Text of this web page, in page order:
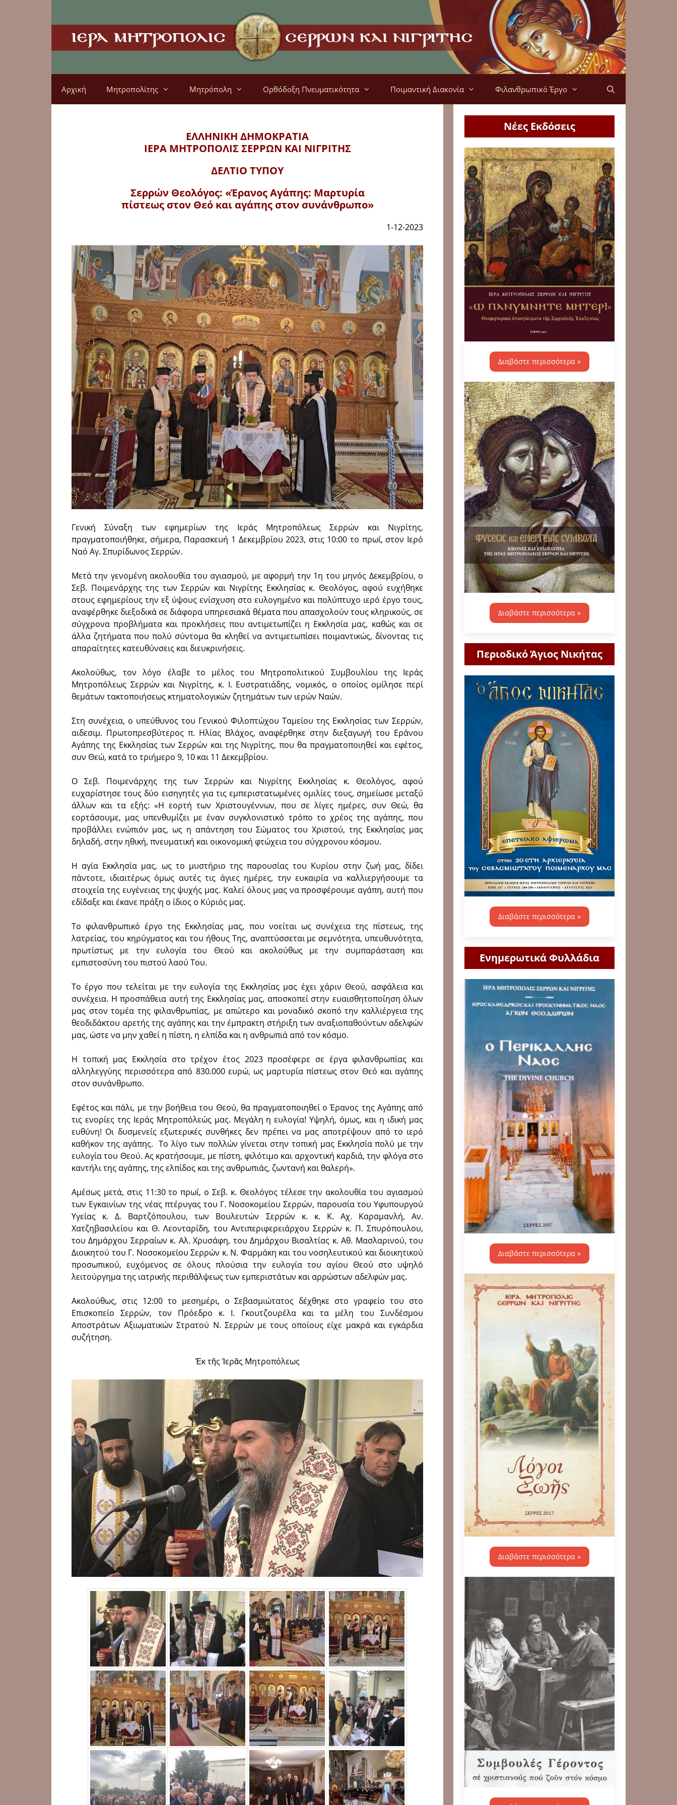
Αρχική Μητροπολίτης Μητρόπολη Ορθόδοξη Πνευματικότητα Ποιμαντική Διακονία Φιλανθρωπικό Έργο
ΕΛΛΗΝΙΚΗ ΔΗΜΟΚΡΑΤΙΑ
ΙΕΡΑ ΜΗΤΡΟΠΟΛΙΣΣΕΡΡΩΝ ΚΑΙ ΝΙΓΡΙΤΗΣ
ΔΕΛΤΙΟ ΤΥΠΟΥ
Σερρών Θεολόγος: «Έρανος Αγάπης: Μαρτυρία
πίστεως στον Θεό και αγάπης στον συνάνθρωπο»
1-12-2023
Γενική Σύναξη των εφημερίων της Ιεράς Μητροπόλεως Σερρών και Νιγρίτης,
πραγματοποιήθηκε, σήμερα, Παρασκευή 1 Δεκεμβρίου 2023, στις 10:00 το πρωΐ, στον Ιερό
Ναό Αγ. Σπυρίδωνος Σερρών.
Μετά την γενομένη ακολουθία του αγιασμού, με αφορμή την 1η του μηνός Δεκεμβρίου, ο
Σεβ. Ποιμενάρχης της των Σερρών και Νιγρίτης Εκκλησίας κ. Θεολόγος, αφού ευχήθηκε
στους εφημερίους την εξ ύψους ενίσχυση στο ευλογημένο και πολύπτυχο ιερό έργο τους,
αναφέρθηκε διεξοδικά σε διάφορα υπηρεσιακά θέματα που απασχολούν τους κληρικούς, σε
σύγχρονα προβλήματα και προκλήσεις που αντιμετωπίζει η Εκκλησία μας, καθώς και σε
άλλα ζητήματα που πολύ σύντομα θα κληθεί να αντιμετωπίσει ποιμαντικώς, δίνοντας τις
απαραίτητες κατευθύνσεις και διευκρινήσεις.
Ακολούθως, τον λόγο έλαβε το μέλος του Μητροπολιτικού Συμβουλίου της Ιεράς
Μητροπόλεως Σερρών και Νιγρίτης, κ. Ι. Ευστρατιάδης, νομικός, ο οποίος ομίλησε περί
θεμάτων τακτοποιήσεως κτηματολογικών ζητημάτων των ιερών Ναών.
Στη συνέχεια, ο υπεύθυνος του Γενικού Φιλοπτώχου Ταμείου της Εκκλησίας των Σερρών,
αιδεσιμ. Πρωτοπρεσβύτερος π. Ηλίας Βλάχος, αναφέρθηκε στην διεξαγωγή του Εράνου
Αγάπης της Εκκλησίας των Σερρών και της Νιγρίτης, που θα πραγματοποιηθεί και εφέτος,
συν Θεώ, κατά το τριήμερο 9, 10 και 11 Δεκεμβρίου.
Ο Σεβ. Ποιμενάρχης της των Σερρών και Νιγρίτης Εκκλησίας κ. Θεολόγος, αφού
ευχαρίστησε τους δύο εισηγητές για τις εμπεριστατωμένες ομιλίες τους, σημείωσε μεταξύ
άλλων και τα εξής: «Η εορτή των Χριστουγέννων, που σε λίγες ημέρες, συν Θεώ, θα
εορτάσουμε, μας υπενθυμίζει με έναν συγκλονιστικό τρόπο το χρέος της αγάπης, που
προβάλλει ενώπιόν μας, ως η απάντηση του Σώματος του Χριστού, της Εκκλησίας μας
δηλαδή, στην ηθική, πνευματική και οικονομική φτώχεια του σύγχρονου κόσμου.
Η αγία Εκκλησία μας, ως το μυστήριο της παρουσίας του Κυρίου στην ζωή μας, δίδει
πάντοτε, ιδιαιτέρως όμως αυτές τις άγιες ημέρες, την ευκαιρία να καλλιεργήσουμε τα
στοιχεία της ευγένειας της ψυχής μας. Καλεί όλους μας να προσφέρουμε αγάπη, αυτή που
εδίδαξε και έκανε πράξη ο ίδιος ο Κύριός μας.
Το φιλανθρωπικό έργο της Εκκλησίας μας, που νοείται ως συνέχεια της πίστεως, της
λατρείας, του κηρύγματος και του ήθους Της, αναπτύσσεται με σεμνότητα, υπευθυνότητα,
πρωτίστως με την ευλογία του Θεού και ακολούθως με την συμπαράσταση και
εμπιστοσύνη του πιστού λαού Του.
Το έργο που τελείται με την ευλογία της Εκκλησίας μας έχει χάριν Θεού, ασφάλεια και
συνέχεια. Η προσπάθεια αυτή της Εκκλησίας μας, αποσκοπεί στην ευαισθητοποίηση όλων
μας στον τομέα της φιλανθρωπίας, με απώτερο και μοναδικό σκοπό την καλλιέργεια της
θεοδιδάκτου αρετής της αγάπης και την έμπρακτη στήριξη των αναξιοπαθούντων αδελφών
μας, ώστε να μην χαθεί η πίστη, η ελπίδα και η ανθρωπιά από τον κόσμο.
Η τοπική μας Εκκλησία στο τρέχον έτος 2023 προσέφερε σε έργα φιλανθρωπίας και
αλληλεγγύης περισσότερα από 830.000 ευρώ, ως μαρτυρία πίστεως στον Θεό και αγάπης
στον συνάνθρωπο.
Εφέτος και πάλι, με την βοήθεια του Θεού, θα πραγματοποιηθεί ο Έρανος της Αγάπης από
τις ενορίες της Ιεράς Μητροπόλεώς μας. Μεγάλη η ευλογία! Υψηλή, όμως, και η ιδική μας
ευθύνη! Οι δυσμενείς εξωτερικές συνθήκες δεν πρέπει να μας αποτρέψουν από το ιερό
καθήκον της αγάπης. Το λίγο των πολλών γίνεται στην τοπική μας Εκκλησία πολύ με την
ευλογία του Θεού. Ας κρατήσουμε, με πίστη, φιλότιμο και αρχοντική καρδιά, την φλόγα στο
καντήλι της αγάπης, της ελπίδος και της ανθρωπιάς, ζωντανή και θαλερή».
Αμέσως μετά, στις 11:30 το πρωΐ, ο Σεβ. κ. Θεολόγος τέλεσε την ακολουθία του αγιασμού
των Εγκαινίων της νέας πτέρυγας του Γ. Νοσοκομείου Σερρών, παρουσία του Υφυπουργού
Υγείας κ. Δ. Βαρτζόπουλου, των Βουλευτών Σερρών κ. κ. Κ. Αχ. Καραμανλή, Αν.
Χατζηβασιλείου και Θ. Λεονταρίδη, του Αντιπεριφερειάρχου Σερρών κ. Π. Σπυρόπουλου,
του Δημάρχου Σερραίων κ. Αλ. Χρυσάφη, του Δημάρχου Βισαλτίας κ. Αθ. Μασλαρινού, του
Διοικητού του Γ. Νοσοκομείου Σερρών κ. Ν. Φαρμάκη και του νοσηλευτικού και διοικητικού
προσωπικού, ευχόμενος σε όλους πλούσια την ευλογία του αγίου Θεού στο υψηλό
λειτούργημα της ιατρικής περιθάλψεως των εμπεριστάτων και αρρώστων αδελφών μας.
Ακολούθως, στις 12:00 το μεσημέρι, ο Σεβασμιώτατος δέχθηκε στο γραφείο του στο
Επισκοπείο Σερρών, τον Πρόεδρο κ. Ι. Γκουτζουρέλα και τα μέλη του Συνδέσμου
Αποστράτων Αξιωματικών Στρατού Ν. Σερρών με τους οποίους είχε μακρά και εγκάρδια
συζήτηση.
Ἐκ τῆς Ἱερᾶς Μητροπόλεως
Νέες Εκδόσεις
Διαβάστε περισσότερα »
Διαβάστε περισσότερα »
Περιοδικό Άγιος Νικήτας
Διαβάστε περισσότερα »
Ενημερωτικά Φυλλάδια
Διαβάστε περισσότερα »
Διαβάστε περισσότερα »